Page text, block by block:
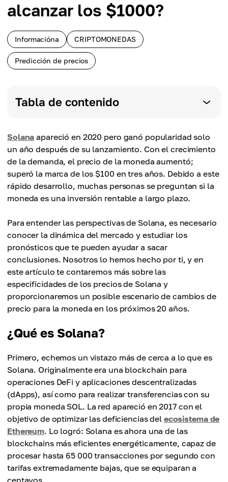
alcanzar los $1000?
Informacióna CRIPTOMONEDAS
Predicción de precios
Tabla de contenido
Solana apareció en 2020 pero ganó popularidad solo
un año después de su lanzamiento. Con el crecimiento
de la demanda, el precio de la moneda aumentó;
superó la marca de los $100 en tres años. Debido a este
rápido desarrollo, muchas personas se preguntan si la
moneda es una inversión rentable a largo plazo.
Para entender las perspectivas de Solana, es necesario
conocer la dinámica del mercado y estudiar los
pronósticos que te pueden ayudar a sacar
conclusiones. Nosotros lo hemos hecho por ti, y en
este artículo te contaremos más sobre las
especificidades de los precios de Solana y
proporcionaremos un posible escenario de cambios de
precio para la moneda en los próximos 20 años.
¿Qué es Solana?
Primero, echemos un vistazo más de cerca a lo que es
Solana. Originalmente era una blockchain para
operaciones DeFi y aplicaciones descentralizadas
(dApps), así como para realizar transferencias con su
propia moneda SOL. La red apareció en 2017 con el
objetivo de optimizar las deficiencias del ecosistema de
Ethereum. Lo logró: Solana es ahora una de las
blockchains más eficientes energéticamente, capaz de
procesar hasta 65 000 transacciones por segundo con
tarifas extremadamente bajas, que se equiparan a
centavos.